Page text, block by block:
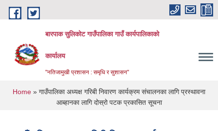
Skip to main content
बारपाक सुलिकोट गाउँपालिका गाउँ कार्यपालिकाको
कार्यालय
"नतिजामुखी प्रशासन : समृधि र सुशासन"
You are here
Home » गाउँपालिका अध्यक्ष गरिबी निवारण कार्यक्रम संचालनका लागि प्रस्थावना
आब्हानका लागि दोस्रो पटक प्रकासित सूचना